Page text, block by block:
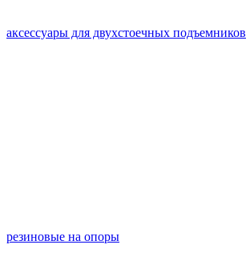
аксессуары для двухстоечных подъемников
резиновые на опоры